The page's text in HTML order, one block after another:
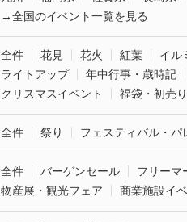
→全国のイベント一覧を見る
全件 花見 花火 紅葉 イル
ライトアップ
年中行事・歳時記
クリスマスイベント
福袋・初売り
全件 祭り フェスティバル・パ
全件 バーゲンセール フリーマ
物産展・観光フェア
商業施設イ